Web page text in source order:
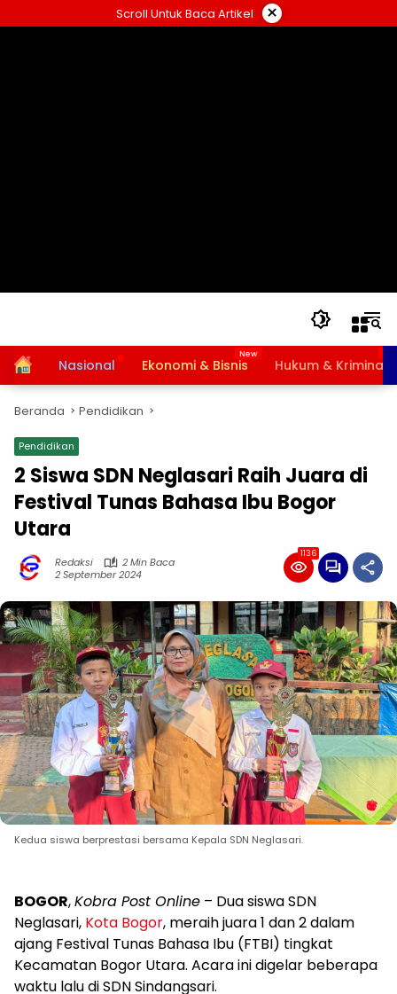
ke
Scroll Untuk Baca Artikel ×
HomeNasional Ekonomi & Bisnis Hukum & Kriminal
Beranda Pendidikan
Pendidikan
2 Siswa SDN Neglasari Raih Juara di
Festival Tunas Bahasa Ibu Bogor
Utara
Redaksi
2 Min Baca
2 September 2024
1136
Kedua siswa berprestasi bersama Kepala SDN Neglasari.
BOGOR,Kobra Post Online – Dua siswa SDN
Neglasari, Kota Bogor, meraih juara 1 dan 2 dalam
ajang Festival Tunas Bahasa Ibu (FTBI) tingkat
Kecamatan Bogor Utara. Acara ini digelar beberapa
waktu lalu di SDN Sindangsari.